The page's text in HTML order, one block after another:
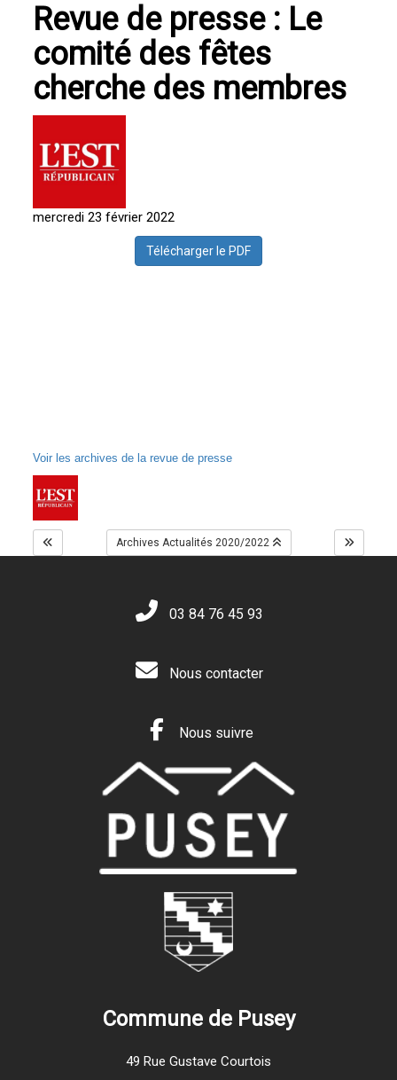
Revue de presse : Le
comité des fêtes
cherche des membres
mercredi 23 février 2022
Télécharger le PDF
Voir les archives de la revue de presse
Archives Actualités 2020/2022
03 84 76 45 93
Nous contacter
Nous suivre
Commune de Pusey
49 Rue Gustave Courtois